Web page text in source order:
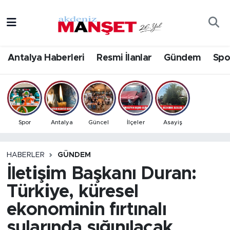
Antalya Haberleri Resmi İlanlar Gündem
Spor Antalya Güncel İlçeler Asayiş
HABERLER GÜNDEM
İletişim Başkanı Duran:
Türkiye, küresel
ekonominin fırtınalı
Bilim & Teknoloji
Eğitim
Ekonomi
Gündem
İlçeler
Kültür- Sanat
Antalya Hava Durumu
Antalya Namaz Vakitleri
Antalya Trafik Yoğunluk Haritası
Tüm Manşetler
Son Dakika Haberleri
Haber Arşivi